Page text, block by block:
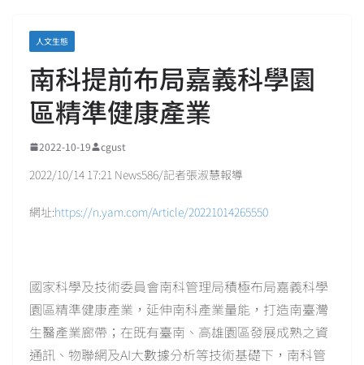
人文生態
南科提前布局嘉義科學園
區精準健康產業
2022-10-19 cgust
2022/10/14 17:21 News586/記者張淑慧報導
網址:https://n.yam.com/Article/20221014265550
國家科學及技術委員會南科管理局積極布局嘉義科學
園區精準健康產業，延伸南科產業量能，打造南臺灣
生醫產業廊帶；在既有臺南、高雄園區發展成熟之資
通訊、物聯網及AI大數據分析等技術基礎下，南科管